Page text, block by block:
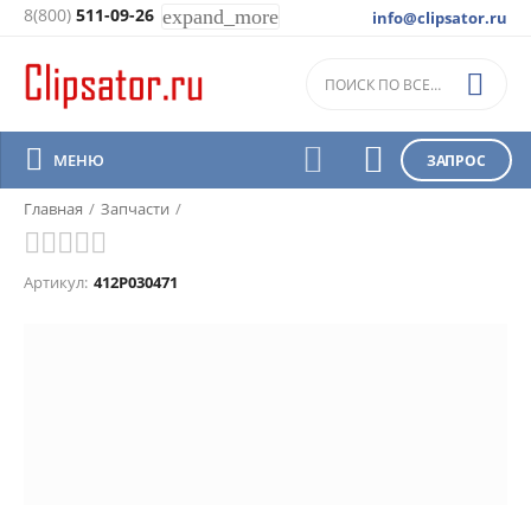
info@clipsator.ru
8(800) 511-09-26 expand_more
ЗАПРОС



 МЕНЮ
Брусок 20x20x150 арт. 412P-03-
0471
Главная / Запчасти /
Артикул: 412P030471